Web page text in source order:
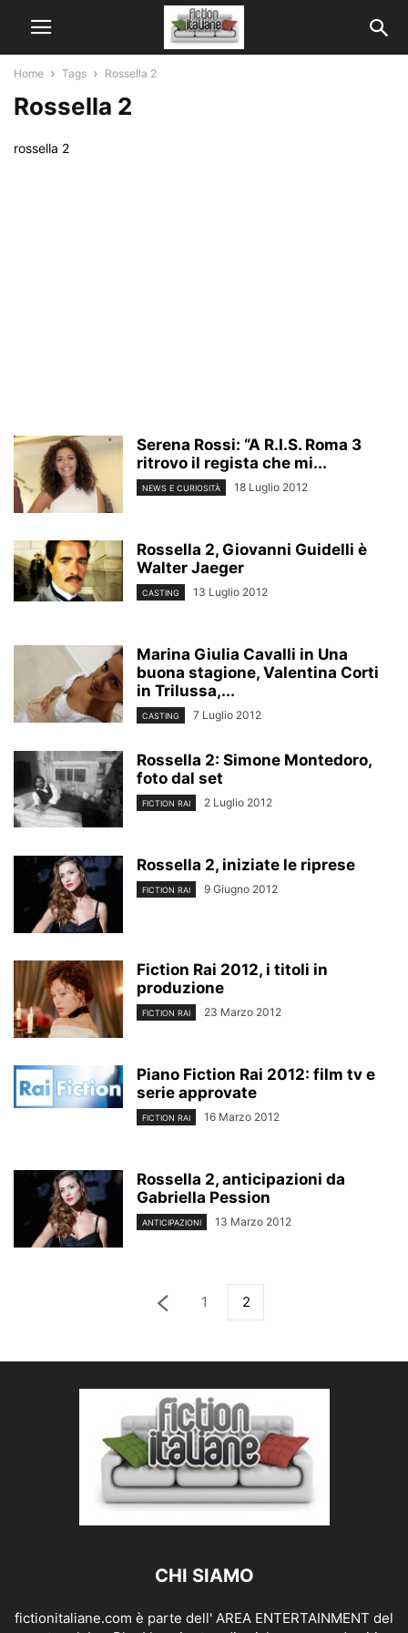
Home Tags Rossella 2
Rossella 2
rossella 2
Serena Rossi: “A R.I.S. Roma 3
ritrovo il regista che mi...
NEWS E CURIOSITÀ 18 Luglio 2012
Rossella 2, Giovanni Guidelli è
Walter Jaeger
CASTING 13 Luglio 2012
Marina Giulia Cavalli in Una
buona stagione, Valentina Corti
in Trilussa,...
CASTING 7 Luglio 2012
Rossella 2: Simone Montedoro,
foto dal set
FICTION RAI 2 Luglio 2012
Rossella 2, iniziate le riprese
FICTION RAI 9 Giugno 2012
Fiction Rai 2012, i titoli in
produzione
FICTION RAI 23 Marzo 2012
Piano Fiction Rai 2012: film tv e
serie approvate
FICTION RAI 16 Marzo 2012
Rossella 2, anticipazioni da
Gabriella Pession
ANTICIPAZIONI 13 Marzo 2012
1 2
CHI SIAMO
fictionitaliane.com è parte dell' AREA ENTERTAINMENT del